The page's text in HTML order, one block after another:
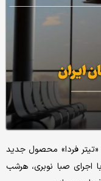
«تیتر فردا» محصول جدید
اجرای صبا نوبری، هرشب